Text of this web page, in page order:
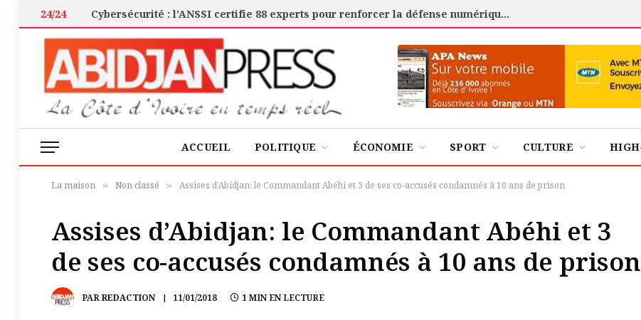
24/24 Cybersécurité : l’ANSSI certifie 88 experts pour renforcer la défense numérique de la Côte d’Ivoire
ACCUEIL POLITIQUE ÉCONOMIE SPORT CULTURE
La maison » Non classé » Assises d’Abidjan: le Commandant Abéhi et 3 de ses co-accusés condamnés à 10 ans de prison
Assises d’Abidjan: le Commandant Abéhi et 3
de ses co-accusés condamnés à 10 ans de prison
PARREDACTION 11/01/2018 1 MIN EN LECTURE